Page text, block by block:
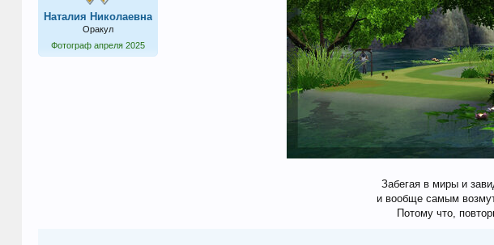
Наталия Николаевна
Оракул
Фотограф апреля 2025
Забегая в миры и
и вообще самым
Потому что,